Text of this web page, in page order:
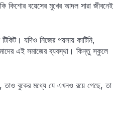
কিশোর বয়েসের মুখের আদল সারা জীবনেই
যদিও নিজের পয়সায় কাটিনি,
এই সমাজের ব্যবস্থা। কিন্তু স্কুলে
তাও বুকের মধ্যে যে এখনও রয়ে গেছে, তা